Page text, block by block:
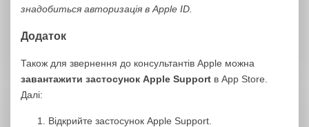
знадобиться авторизація в Apple ID.
Додаток
Також для звернення до консультантів Apple можна
завантажити застосунок Apple Support в App Store.
Далі:
Відкрийте застосунок Apple Support.